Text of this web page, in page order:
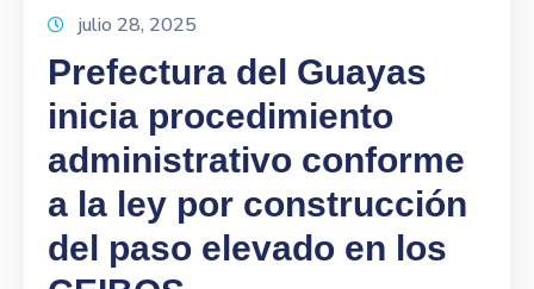
julio 28, 2025
Prefectura del Guayas
inicia procedimiento
administrativo conforme
a la ley por construcción
del paso elevado en los